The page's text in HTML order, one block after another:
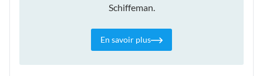
Schiffeman.
En savoir plus